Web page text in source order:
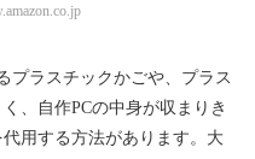
プラスチックかごや、プラス
、自作PCの中身が収まりき
用する方法があります。大